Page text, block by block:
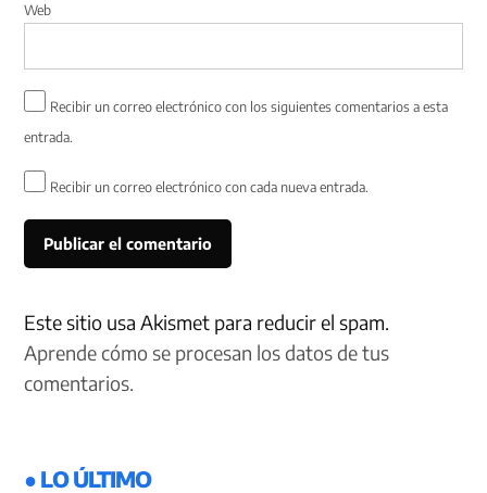
Web
Recibir un correo electrónico con los siguientes comentarios a esta
entrada.
Recibir un correo electrónico con cada nueva entrada.
Este sitio usa Akismet para reducir el spam.
Aprende cómo se procesan los datos de tus
comentarios.
● LO ÚLTIMO